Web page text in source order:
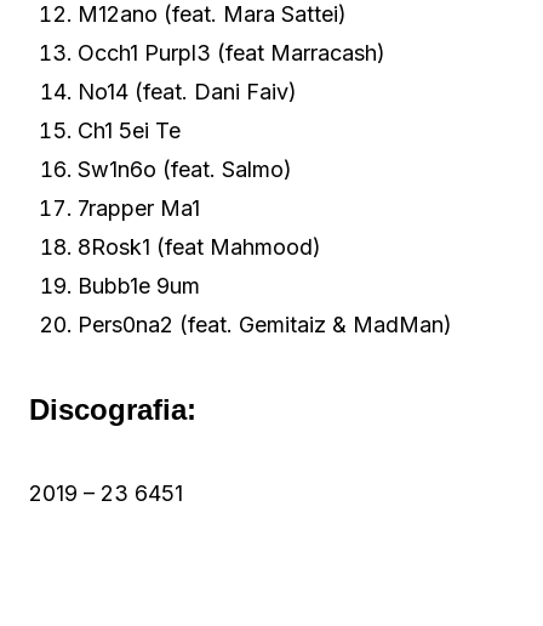
M12ano (feat. Mara Sattei)
Occh1 Purpl3 (feat Marracash)
No14 (feat. Dani Faiv)
Ch1 5ei Te
Sw1n6o (feat. Salmo)
7rapper Ma1
8Rosk1 (feat Mahmood)
Bubb1e 9um
Pers0na2 (feat. Gemitaiz & MadMan)
Discografia:
2019 – 23 6451